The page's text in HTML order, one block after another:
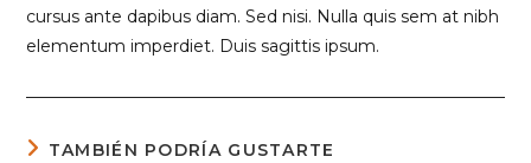
cursus ante dapibus diam. Sed nisi. Nulla quis sem at nibh
elementum imperdiet. Duis sagittis ipsum.
TAMBIÉN PODRÍA GUSTARTE